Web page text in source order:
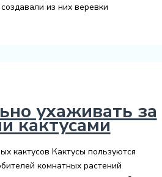
из них веревки
ухаживать за
кактусами
кактусов Кактусы пользуются
комнатных растений